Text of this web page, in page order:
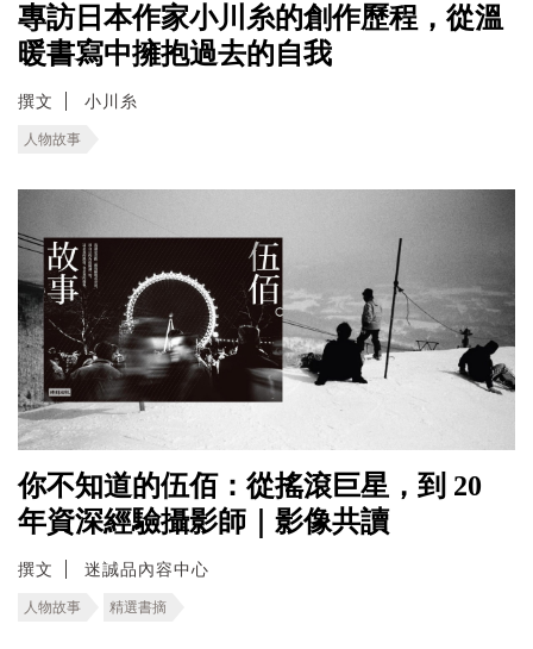
專訪日本作家小川糸的創作歷程，從溫
暖書寫中擁抱過去的自我
撰文 小川糸
人物故事
你不知道的伍佰：從搖滾巨星，到 20
年資深經驗攝影師｜影像共讀
撰文 迷誠品內容中心
人物故事 精選書摘